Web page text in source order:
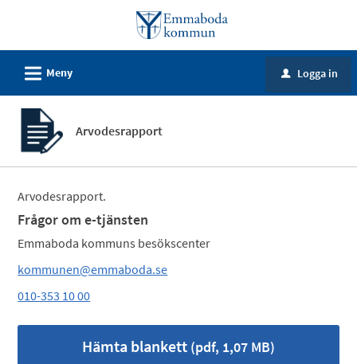
e-
tjänster
-
Emmaboda
kommun
L Meny u Logga in
Arvodesrapport
Arvodesrapport.
Frågor om e-tjänsten
Emmaboda kommuns besökscenter
kommunen@emmaboda.se
010-353 10 00
Hämta blankett (pdf, 1,07 MB)